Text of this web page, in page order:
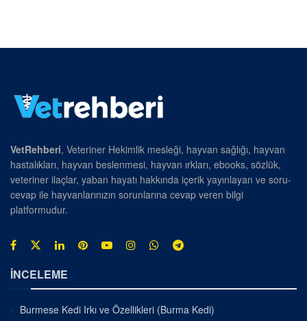
VetRehberi, Veteriner Hekimlik mesleği, hayvan sağlığı, hayvan
hastalıkları, hayvan beslenmesi, hayvan ırkları, ebooks, sözlük,
veteriner ilaçlar, yaban hayatı hakkında içerik yayınlayan ve soru-
cevap ile hayvanlarınızın sorunlarına cevap veren bilgi
platformudur.
İNCELEME
Burmese Kedi Irkı ve Özellikleri (Burma Kedi)